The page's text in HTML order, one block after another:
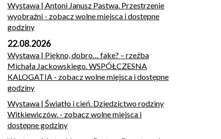
Wystawa | Antoni Janusz Pastwa. Przestrzenie
wyobraźni - zobacz wolne miejsca i dostępne
godziny
22.08.2026
Wystawa | Piękno, dobro… fake? – rzeźba
Michała Jackowskiego. WSPÓŁCZESNA
KALOGATIA - zobacz wolne miejsca i dostępne
godziny
Wystawa | Światło i cień. Dziedzictwo rodziny
Witkiewiczów. - zobacz wolne miejsca i
dostępne godziny